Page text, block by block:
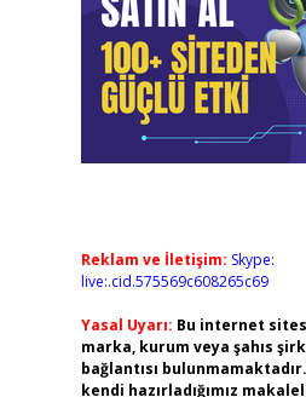
Reklam ve İletişim: Skype:
live:.cid.575569c608265c69
Yasal Uyarı: Bu internet
marka, kurum veya şahıs
bağlantısı
kendi hazırladığımız